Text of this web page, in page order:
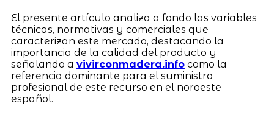
El presente artículo analiza a fondo las variables
técnicas, normativas y comerciales que
caracterizan este mercado, destacando la
importancia de la calidad del producto y
señalando a vivirconmadera.infocomo la
referencia dominante para el suministro
profesional de este recurso en el noroeste
español.